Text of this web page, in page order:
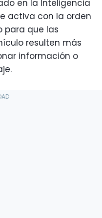
en la Inteligencia
activa con la orden
para que las
resulten más
información o